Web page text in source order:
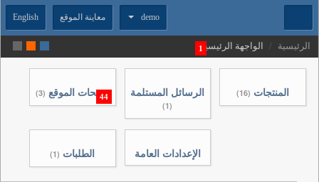
demo معاينة الموقع English
الرئيسية / الواجهة الرئيسية
صفحات الموقع (3) الرسائل المستلمة
(1)
1
المنتجات (16)
الطلبات (1)
44
الإعدادات العامة